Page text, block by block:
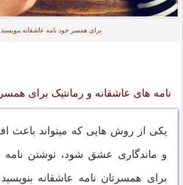
برای همسر خود نامه عاشقانه بنویسید
نامه های عاشقانه و رمانتیک برای همسر
یکی از روش هایی که میتواند باعث
و ماندگاری عشق شود، نوشتن
برای همسرتان نامه عاشقانه